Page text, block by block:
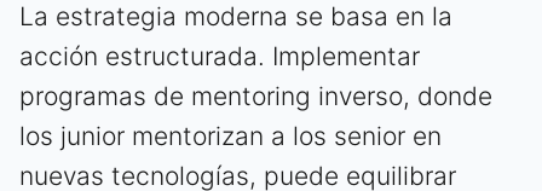
La estrategia moderna se basa en la
acción estructurada. Implementar
programas de mentoring inverso, donde
los junior mentorizan a los senior en
nuevas tecnologías, puede equilibrar